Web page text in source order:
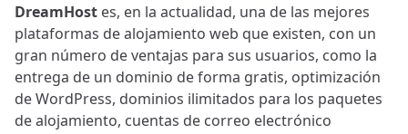
DreamHost es, en la actualidad, una de las mejores
plataformas de alojamiento web que existen, con un
gran número de ventajas para sus usuarios, como la
entrega de un dominio de forma gratis, optimización
de WordPress, dominios ilimitados para los paquetes
de alojamiento, cuentas de correo electrónico